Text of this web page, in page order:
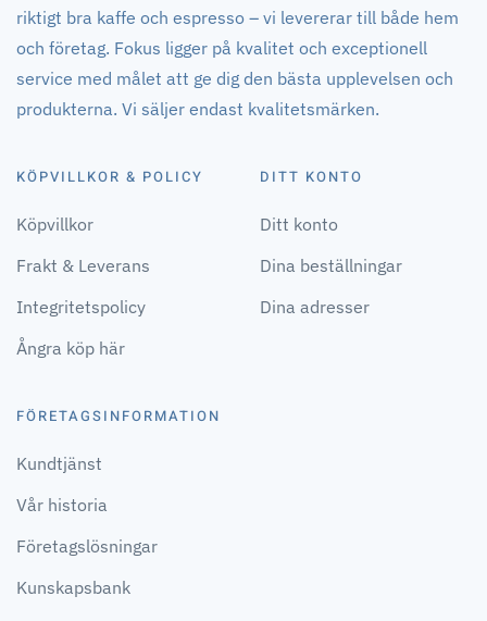
riktigt bra kaffe och espresso – vi levererar till både hem
och företag. Fokus ligger på kvalitet och exceptionell
service med målet att ge dig den bästa upplevelsen och
produkterna. Vi säljer endast kvalitetsmärken.
KÖPVILLKOR & POLICY
Köpvillkor
Frakt & Leverans
Integritetspolicy
Ångra köp här
DITT KONTO
Ditt konto
Dina beställningar
Dina adresser
FÖRETAGSINFORMATION
Kundtjänst
Vår historia
Företagslösningar
Kunskapsbank